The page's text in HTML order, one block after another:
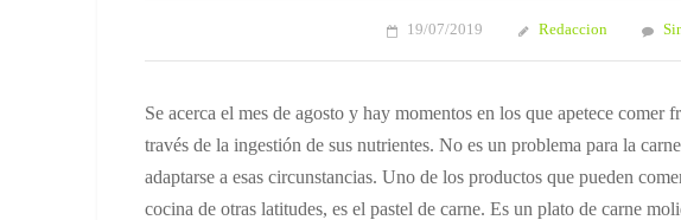
19/07/2019 Redaccion
Se acerca el mes de agosto y hay momentos en los que apetece comer
través de la ingestión de sus nutrientes. No es un problema para la
adaptarse a esas circunstancias. Uno de los productos que pueden
cocina de otras latitudes, es el pastel de carne. Es un plato de carne